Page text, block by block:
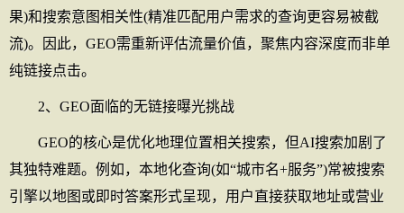
果)和搜索意图相关性(精准匹配用户需求的查询更容易被截
流)。因此，GEO需重新评估流量价值，聚焦内容深度而非单
纯链接点击。
2、GEO面临的无链接曝光挑战
GEO的核心是优化地理位置相关搜索，但AI搜索加剧了
其独特难题。例如，本地化查询(如“城市名+服务”)常被搜索
引擎以地图或即时答案形式呈现，用户直接获取地址或营业